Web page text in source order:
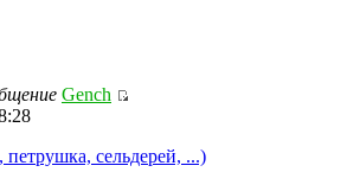
Gench
петрушка, сельдерей, ...)